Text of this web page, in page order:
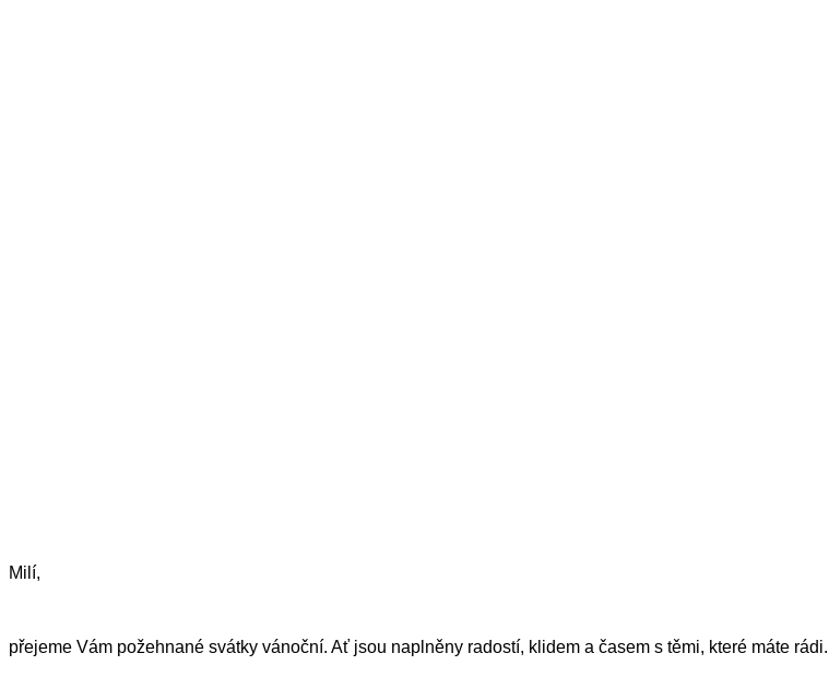
Milí,
přejeme Vám požehnané svátky vánoční. Ať jsou naplněny radostí, klidem a časem s těmi, které máte rádi.